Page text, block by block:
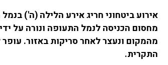
אירוע ביטחוני חריג אירע הלילה (ה')
מחסום הכניסה לנמל התעופה ונורה על
מהמקום ונעצר לאחר סריקות באזור.
התקרית.